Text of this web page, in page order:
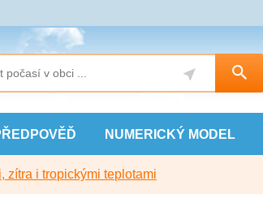
NUMERICKÝ MODEL
zítra i tropickými teplotami